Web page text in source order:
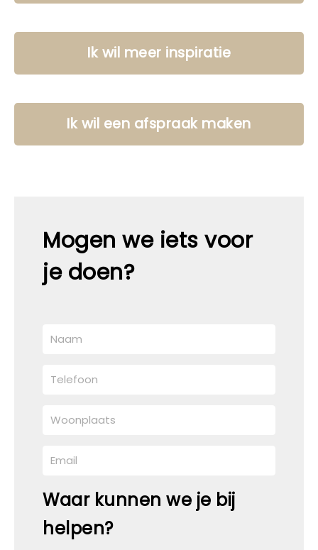
Ik wil meer inspiratie
Ik wil een afspraak maken
Mogen we iets voor
je doen?
Waar kunnen we je bij
helpen?